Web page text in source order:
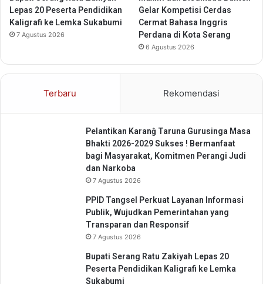
Lepas 20 Peserta Pendidikan
Kaligrafi ke Lemka Sukabumi
7 Agustus 2026
Gelar Kompetisi Cerdas
Cermat Bahasa Inggris
Perdana di Kota Serang
6 Agustus 2026
Terbaru Rekomendasi
Pelantikan Karanĝ Taruna Gurusinga Masa
Bhakti 2026-2029 Sukses ! Bermanfaat
bagi Masyarakat, Komitmen Perangi Judi
dan Narkoba
7 Agustus 2026
PPID Tangsel Perkuat Layanan Informasi
Publik, Wujudkan Pemerintahan yang
Transparan dan Responsif
7 Agustus 2026
Bupati Serang Ratu Zakiyah Lepas 20
Peserta Pendidikan Kaligrafi ke Lemka
Sukabumi